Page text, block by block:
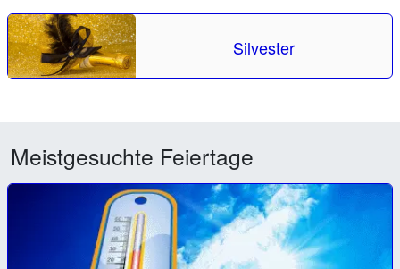
Silvester
Meistgesuchte Feiertage